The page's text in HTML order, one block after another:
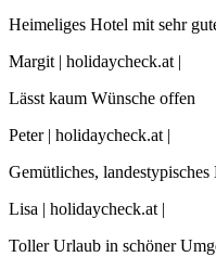
Heimeliges Hotel mit sehr
Margit | holidaycheck.at |
Lässt kaum Wünsche offen
Peter | holidaycheck.at |
Gemütliches,
Lisa | holidaycheck.at |
Toller Urlaub in schöner